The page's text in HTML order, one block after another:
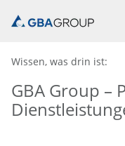
Wissen, was drin ist:
GBA Group –